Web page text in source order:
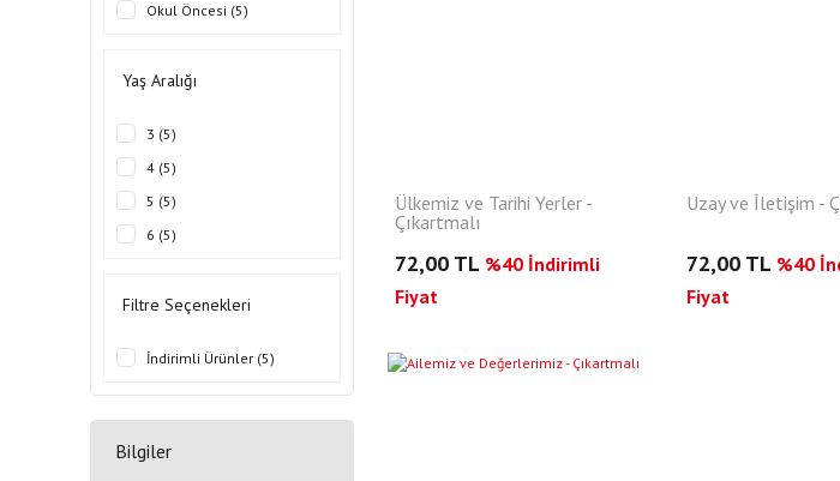
Okul Öncesi (5)
Yaş Aralığı
3 (5)
4 (5)
5 (5)
6 (5)
Filtre Seçenekleri
İndirimli Ürünler (5)
Bilgiler
Ülkemiz ve Tarihi Yerler -
Çıkartmalı
72,00 TL %40 İndirimli
Fiyat
Uzay ve İletişim -
72,00 TL %40
Fiyat